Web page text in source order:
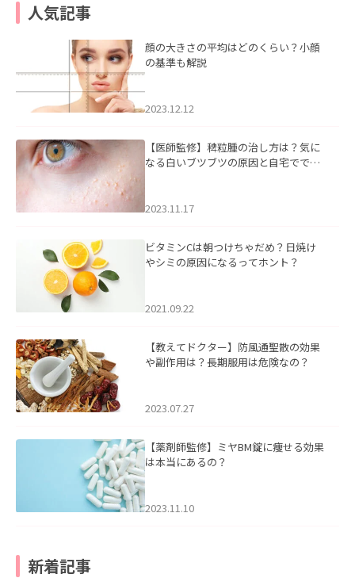
人気記事
顔の大きさの平均はどのくらい？小顔
の基準も解説
2023.12.12
【医師監修】稗粒腫の治し方は？気に
なる白いブツブツの原因と自宅ででき
2023.11.17
ビタミンCは朝つけちゃだめ？日焼け
やシミの原因になるってホント？
2021.09.22
【教えてドクター】防風通聖散の効果
や副作用は？長期服用は危険なの？
2023.07.27
【薬剤師監修】ミヤBM錠に痩せる効果
は本当にあるの？
2023.11.10
新着記事